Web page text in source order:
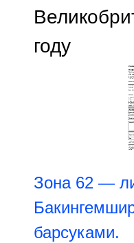
году
Зона 62 —
барсуками.